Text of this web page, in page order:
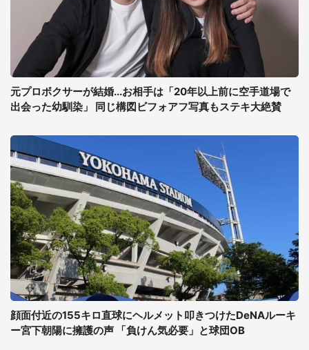
元プロボクサーが結婚...お相手は「20年以上前に空手道場で
出会った幼馴染」 同じ構図ビフォアフ写真もステキ大絶賛
顔面付近の155キロ直球にヘルメット叩きつけたDeNAルーキ
ー宮下朝陽に擁護の声 「負けん気必要」と球団OB